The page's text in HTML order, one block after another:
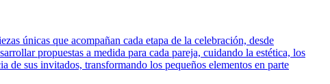
únicas que acompañan cada etapa de la celebración, desde
propuestas a medida para cada pareja, cuidando la estética, los
sus invitados, transformando los pequeños elementos en parte